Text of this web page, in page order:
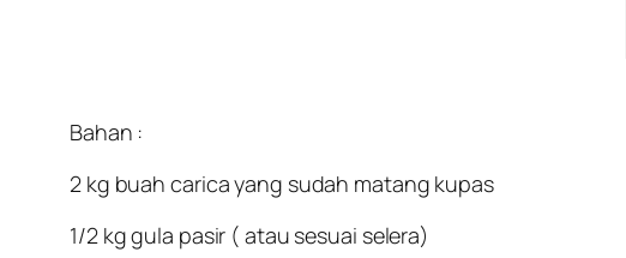
Bahan :
2 kg buah carica yang sudah matang kupas
1/2 kg gula pasir ( atau sesuai selera)